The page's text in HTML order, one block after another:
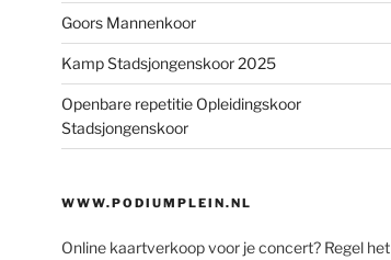
Goors Mannenkoor
Kamp Stadsjongenskoor 2025
Openbare repetitie Opleidingskoor
Stadsjongenskoor
WWW.PODIUMPLEIN.NL
Online kaartverkoop voor je concert? Regel het